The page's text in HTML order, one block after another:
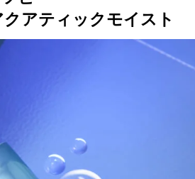
アティックモイスト